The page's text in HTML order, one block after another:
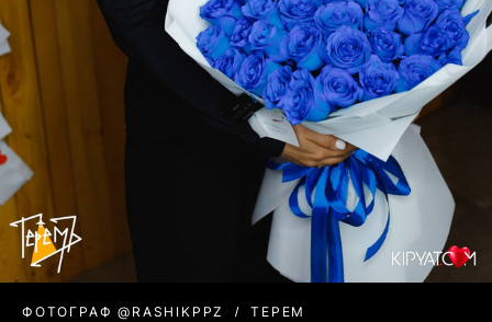
ФОТОГРАФ @RASHIKPPZ ТЕРЕМ